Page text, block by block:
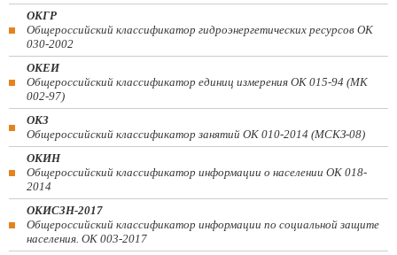
ОКГР
Общероссийский классификатор гидроэнергетических ресурсов ОК
030-2002
ОКЕИ
Общероссийский классификатор единиц измерения ОК 015-94 (МК
002-97)
ОКЗ
Общероссийский классификатор занятий ОК 010-2014 (МСКЗ-08)
ОКИН
Общероссийский классификатор информации о населении ОК 018-
2014
ОКИСЗН-2017
Общероссийский классификатор информации по социальной защите
населения. ОК 003-2017